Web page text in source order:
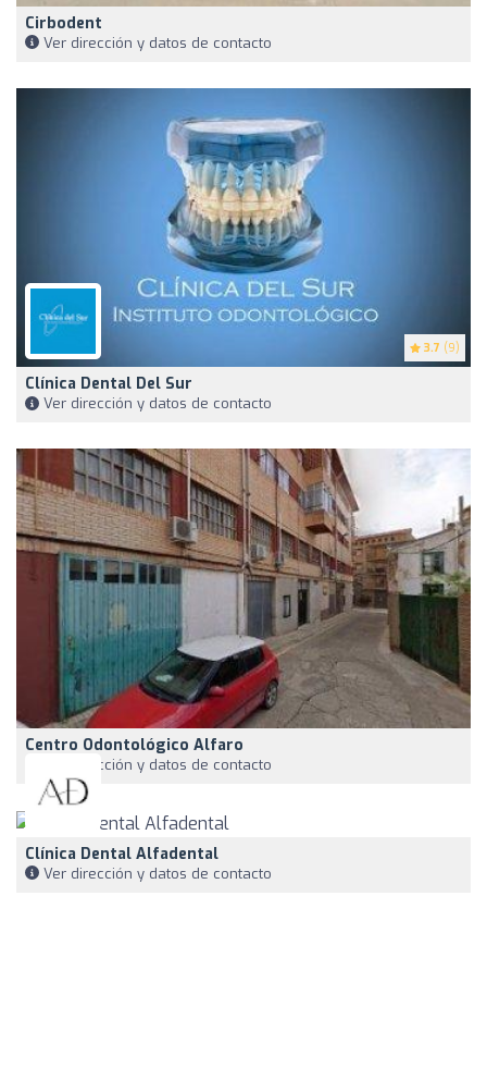
Cirbodent
Ver dirección y datos de contacto
3.7 (9)
Clínica Dental Del Sur
Ver dirección y datos de contacto
Centro Odontológico Alfaro
Ver dirección y datos de contacto
Clínica Dental Alfadental
Ver dirección y datos de contacto